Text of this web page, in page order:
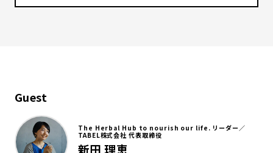
Guest
The Herbal Hub to nourish our life. リーダー／
TABEL株式会社 代表取締役
新田 理恵